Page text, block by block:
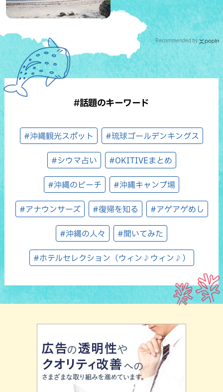
Recommended by
#話題のキーワード
#沖縄観光スポット #琉球ゴールデンキングス
#シウマ占い #OKITIVEまとめ
#沖縄のビーチ #沖縄キャンプ場
#アナウンサーズ #復帰を知る #アゲアゲめし
#沖縄の人々 #聞いてみた
#ホテルセレクション（ウィン♪ウィン♪）